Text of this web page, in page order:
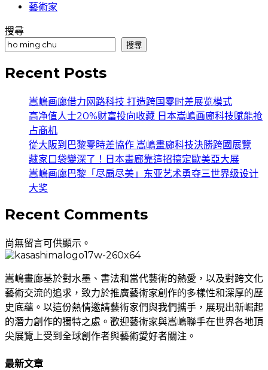
藝術家
搜尋
搜尋
Recent Posts
嵩嶋画廊借力网路科技 打造跨国零时差展览模式
高净值人士20%财富投向收藏 日本嵩嶋画廊科技赋能抢
占商机
從大阪到巴黎零時差協作 嵩嶋畫廊科技決勝跨國展覽
藏家口袋變深了！日本畫廊靠這招搞定歐美亞大展
嵩嶋画廊巴黎「尽扇尽美」东亚艺术勇夺三世界级设计
大奖
Recent Comments
尚無留言可供顯示。
嵩嶋畫廊基於對水墨、書法和當代藝術的熱愛，以及對跨文化
藝術交流的追求，致力於推廣藝術家創作的多樣性和深厚的歷
史底蘊。以這份熱情邀請藝術家們與我們攜手，展現出新崛起
的潛力創作的獨特之處。歡迎藝術家與嵩嶋聯手在世界各地頂
尖展覽上受到全球創作者與藝術愛好者關注。
最新文章